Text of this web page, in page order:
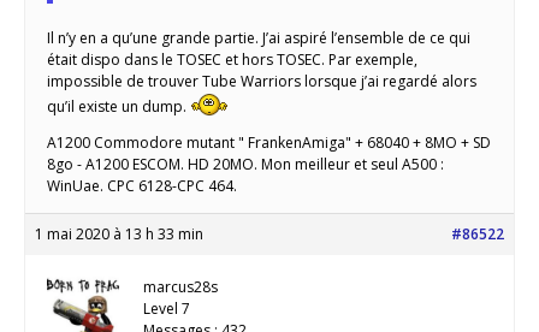
Il n’y en a qu’une grande partie. J’ai aspiré l’ensemble de ce qui
était dispo dans le TOSEC et hors TOSEC. Par exemple,
impossible de trouver Tube Warriors lorsque j’ai regardé alors
qu’il existe un dump.
A1200 Commodore mutant " FrankenAmiga" + 68040 + 8MO + SD
8go - A1200 ESCOM. HD 20MO. Mon meilleur et seul A500 :
WinUae. CPC 6128-CPC 464.
1 mai 2020 à 13 h 33 min #86522
marcus28s
Level 7